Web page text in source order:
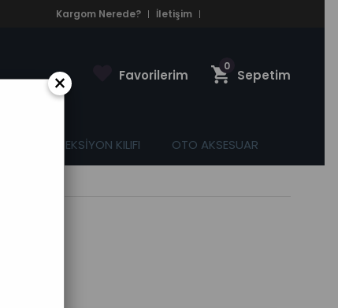
Kargom Nerede? İletişim
Sepetim
0
DİREKSİYON KILIFI OTO AKSESUAR
Favorilerim
×